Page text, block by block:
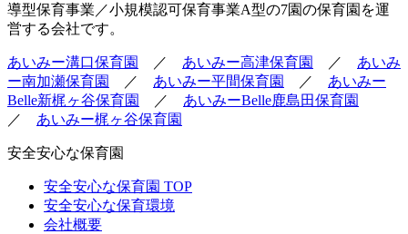
導型保育事業／小規模認可保育事業A型の7園の保育園を運
営する会社です。
あいみー溝口保育園 ／ あいみー高津保育園 ／ あいみ
ー南加瀬保育園
／ あいみー平間保育園 ／ あいみー
Belle新梶ヶ谷保育園
／ あいみーBelle鹿島田保育園
／ あいみー梶ヶ谷保育園
安全安心な保育園
安全安心な保育園 TOP
安全安心な保育環境
会社概要